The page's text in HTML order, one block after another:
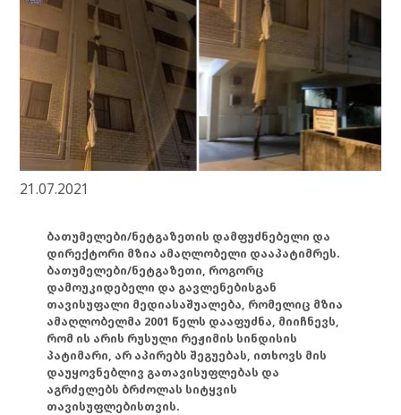
21.07.2021
ბათუმელები/ნეტგაზეთის დამფუძნებელი და
დირექტორი მზია ამაღლობელი დააპატიმრეს.
ბათუმელები/ნეტგაზეთი, როგორც
დამოუკიდებელი და გავლენებისგან
თავისუფალი მედიასაშუალება, რომელიც მზია
ამაღლობელმა 2001 წელს დააფუძნა, მიიჩნევს,
რომ ის არის რუსული რეჟიმის სინდისის
პატიმარი, არ აპირებს შეგუებას, ითხოვს მის
დაუყოვნებლივ გათავისუფლებას და
აგრძელებს ბრძოლას სიტყვის
თავისუფლებისთვის.